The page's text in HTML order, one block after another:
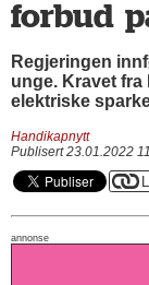
forbud
Regjeringen
unge. Kravet
elektriske
Handikapnytt
Publisert 23.01.2022
annonse